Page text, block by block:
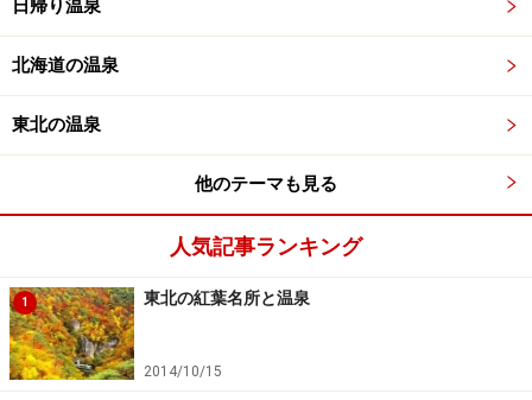
一泊4万円以上もするので以前、入浴をお願いしたが断
られた。さて今回は平日で各室の造りも見学できた。
凝った造りの客室の一つ
日帰り温泉
北海道の温泉
東北の温泉
他のテーマも見る
人気記事ランキング
1 東北の紅葉名所と温泉
2014/10/15